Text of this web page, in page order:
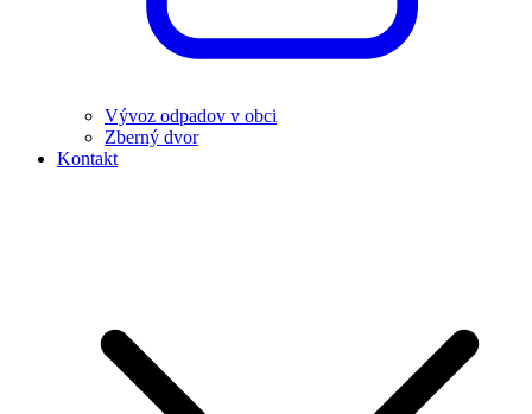
Vývoz odpadov v obci
Zberný dvor
Kontakt